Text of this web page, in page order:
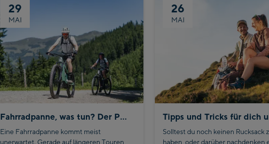
29
MAI
Fahrradpanne, was tun? Der Pannen-Guide für unterwegs
Eine Fahrradpanne kommt meist
unerwartet. Gerade auf längeren Touren
26
MAI
Solltest du noch keinen Rucksack
haben, oder darüber nachdenken